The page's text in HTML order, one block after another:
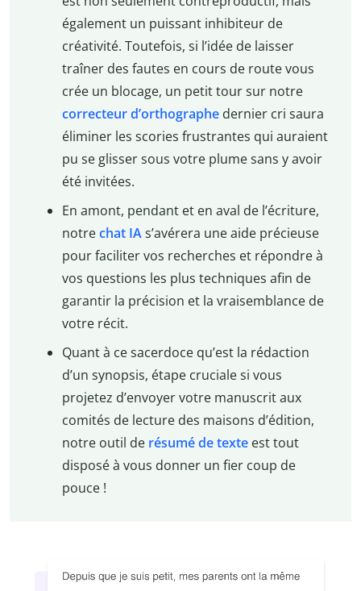
également un puissant inhibiteur de
créativité. Toutefois, si l’idée de laisser
traîner des fautes en cours de route vous
crée un blocage, un petit tour sur notre
correcteur d’orthographedernier cri saura
éliminer les scories frustrantes qui auraient
pu se glisser sous votre plume sans y avoir
été invitées.
En amont, pendant et en aval de l’écriture,
notrechat IAs’avérera une aide précieuse
pour faciliter vos recherches et répondre à
vos questions les plus techniques afin de
garantir la précision et la vraisemblance de
votre récit.
Quant à ce sacerdoce qu’est la rédaction
d’un synopsis, étape cruciale si vous
projetez d’envoyer votre manuscrit aux
comités de lecture des maisons d’édition,
notre outil de résumé de texteest tout
disposé à vous donner un fier coup de
pouce !